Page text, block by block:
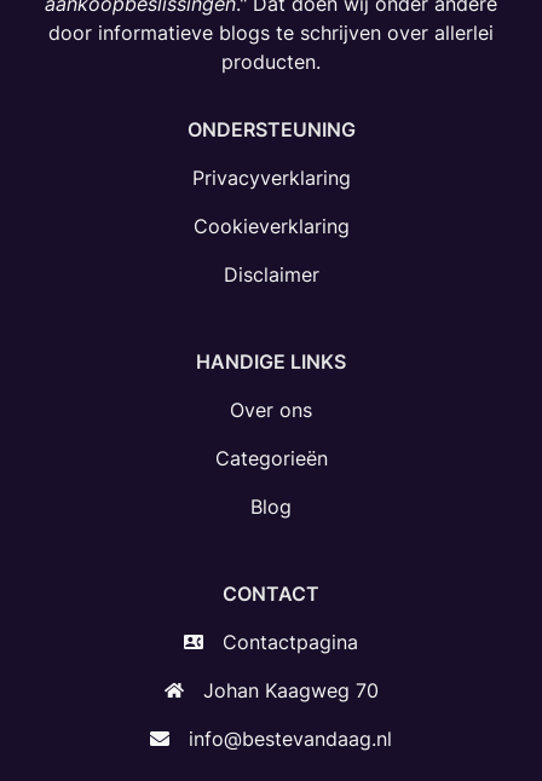
door informatieve blogs te schrijven over allerlei
producten.
ONDERSTEUNING
Privacyverklaring
Cookieverklaring
Disclaimer
HANDIGE LINKS
Over ons
Categorieën
Blog
CONTACT
Contactpagina
Johan Kaagweg 70
info@bestevandaag.nl